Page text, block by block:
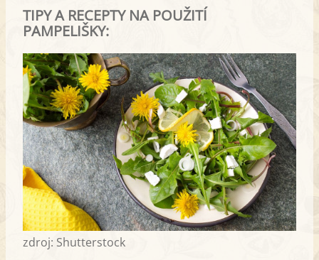
TIPY A RECEPTY NA POUŽITÍ
PAMPELIŠKY:
zdroj: Shutterstock